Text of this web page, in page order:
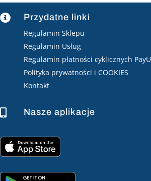
 Przydatne linki
Regulamin Sklepu
Regulamin Usług
Regulamin płatności cyklicznych PayU
Polityka prywatności i COOKIES
Kontakt
 Nasze aplikacje